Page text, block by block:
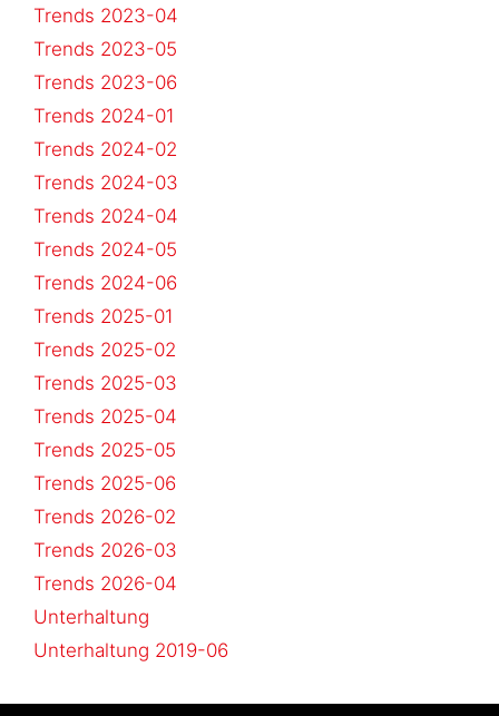
Trends 2023-04
Trends 2023-05
Trends 2023-06
Trends 2024-01
Trends 2024-02
Trends 2024-03
Trends 2024-04
Trends 2024-05
Trends 2024-06
Trends 2025-01
Trends 2025-02
Trends 2025-03
Trends 2025-04
Trends 2025-05
Trends 2025-06
Trends 2026-02
Trends 2026-03
Trends 2026-04
Unterhaltung
Unterhaltung 2019-06